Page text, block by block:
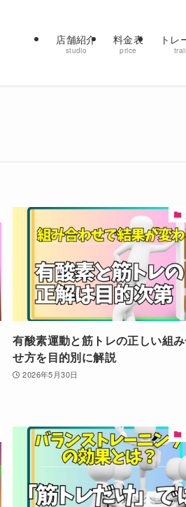
店舗紹介
studio
料金表
price
トレ
有酸素運動と筋トレの正しい組
せ方を目的別に解説
2026年5月30日